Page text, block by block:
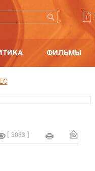
ФИЛЬМЫ
3033